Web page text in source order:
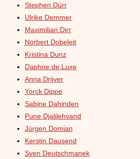
Stephen Dürr
Ulrike Demmer
Maximilian Dirr
Norbert Dobeleit
Kristina Dunz
Daphne de Luxe
Anna Drijver
Yorck Dippe
Sabine Dahinden
Pune Djalilehvand
Jürgen Domian
Kerstin Dausend
Sven Deutschmanek